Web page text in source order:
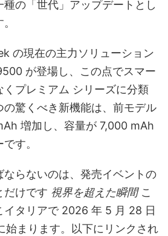
種の「世代」アップデートとし
の現在の主力ソリューション
が登場し、この点でスマー
くプレミアム シリーズに分類
の驚くべき新機能は、前モデル
増加し、容量が 7,000 mAh
す。
らないのは、発売イベントの
だけです 視界を超えた瞬間 こ
イタリアで 2026 年 5 月 28 日
始まります。以下にリンクされ